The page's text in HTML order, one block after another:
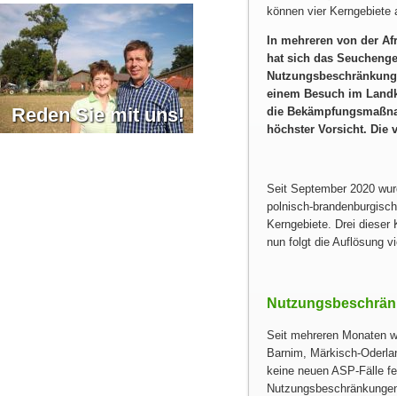
Reden Sie mit uns!
können vier
In mehreren von der
hat sich das
einem Besuch im
die
höchster Vorsicht. Die
Seit September 2020
polnisch-
Kerngebiete. Drei dieser
nun folgt die Auflösung
Seit mehreren Monaten
Barnim, Märkisch-
keine neuen ASP-Fälle